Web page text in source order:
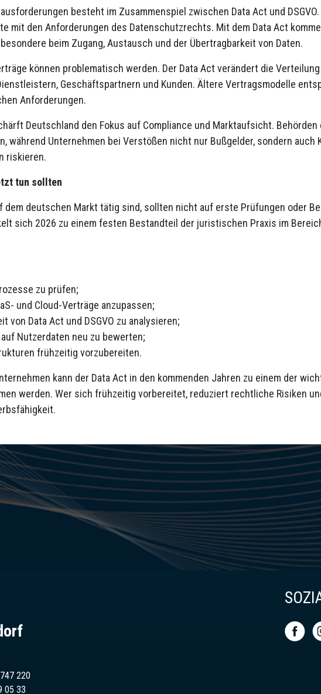
besteht im Zusammenspiel zwischen Data Act und
mit den Anforderungen des Datenschutzrechts. Mit dem Data Act
beim Zugang, Austausch und der Übertragbarkeit von Daten.
können problematisch werden. Der Data Act verändert die
Geschäftspartnern und Kunden. Ältere Vertragsmodelle
Anforderungen.
Deutschland den Fokus auf Compliance und Marktaufsicht. Behörden
während Unternehmen bei Verstößen nicht nur Bußgelder, sondern auch
riskieren.
tun sollten
dem deutschen Markt tätig sind, sollten nicht auf erste Prüfungen oder
sich 2026 zu einem festen Bestandteil der juristischen Praxis im
zu prüfen;
und Cloud-Verträge anzupassen;
von Data Act und DSGVO zu analysieren;
Nutzerdaten neu zu bewerten;
frühzeitig vorzubereiten.
kann der Data Act in den kommenden Jahren zu einem der
werden. Wer sich frühzeitig vorbereitet, reduziert rechtliche Risiken
220
05 33